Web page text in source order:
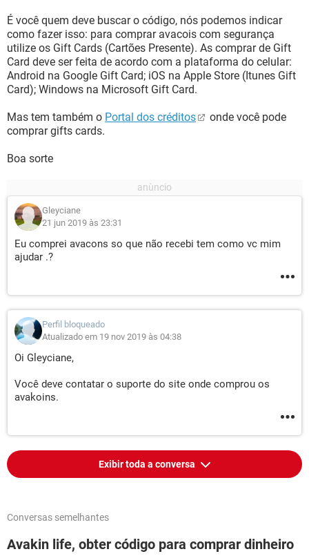
É você quem deve buscar o código, nós podemos indicar
como fazer isso: para comprar avacois com segurança
utilize os Gift Cards (Cartões Presente). As comprar de Gift
Card deve ser feita de acordo com a plataforma do celular:
Android na Google Gift Card; iOS na Apple Store (Itunes Gift
Card); Windows na Microsoft Gift Card.
Mas tem também o Portal dos créditos
onde você pode
comprar gifts cards.
Boa sorte
Gleyciane
21 jun 2019 às 23:31
Eu comprei avacons so que não recebi tem como vc mim
ajudar .?
Perfil bloqueado
Atualizado em 19 nov 2019 às 04:38
Oi Gleyciane,
Você deve contatar o suporte do site onde comprou os
avakoins.
Exibir toda a conversa
Conversas semelhantes
Avakin life, obter código para comprar dinheiro